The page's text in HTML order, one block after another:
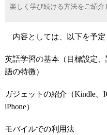
楽しく学び続ける方法をご紹介
内容としては、以下を予定
英語学習の基本（目標設定
語の特徴）
ガジェットの紹介（Kindle、
iPhone）
モバイルでの利用法